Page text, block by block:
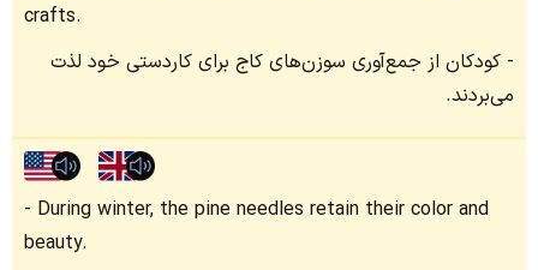
crafts.
کودکان از جمع‌آوری سوزن‌های کاج برای کاردستی خود لذت
می‌بردند.
During winter, the pine needles retain their color and
beauty.